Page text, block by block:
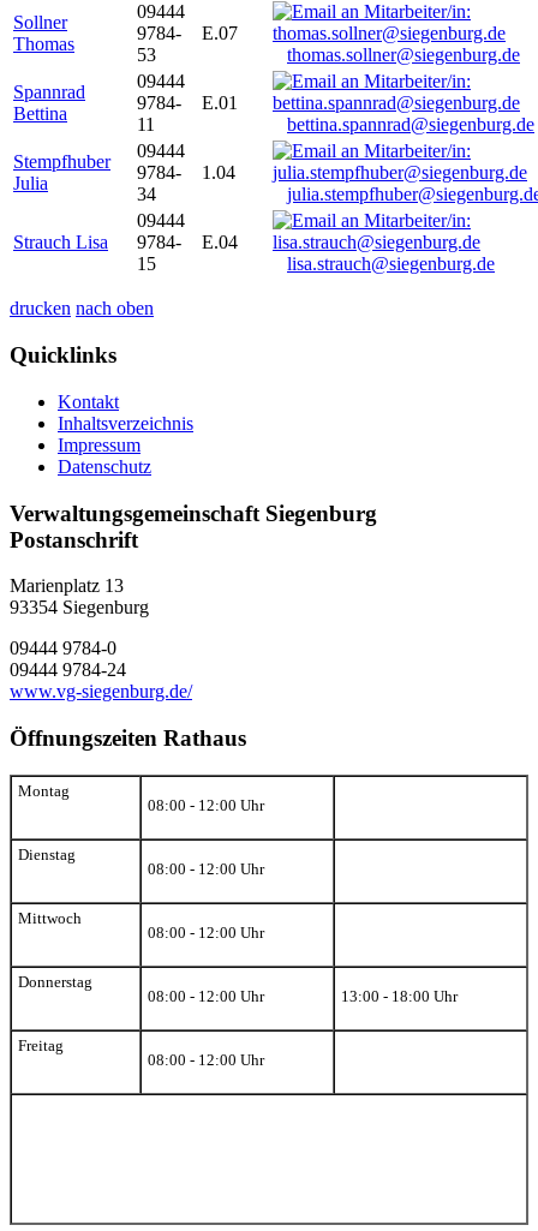
Sollner
Thomas
09444
9784-
53
E.07
thomas.sollner@siegenburg.de
Spannrad
Bettina
09444
9784-
11
E.01
bettina.spannrad@siegenburg.de
Stempfhuber
Julia
09444
9784-
34
1.04
Strauch Lisa
09444
9784-
15
E.04
lisa.strauch@siegenburg.de
drucken nach oben
Quicklinks
Kontakt
Inhaltsverzeichnis
Impressum
Datenschutz
Verwaltungsgemeinschaft Siegenburg
Postanschrift
Marienplatz 13
93354 Siegenburg
09444 9784-0
09444 9784-24
www.vg-siegenburg.de/
Öffnungszeiten Rathaus
Montag
08:00 - 12:00 Uhr
Dienstag
08:00 - 12:00 Uhr
Mittwoch
08:00 - 12:00 Uhr
Donnerstag
08:00 - 12:00 Uhr
13:00 - 18:00 Uhr
Freitag
08:00 - 12:00 Uhr